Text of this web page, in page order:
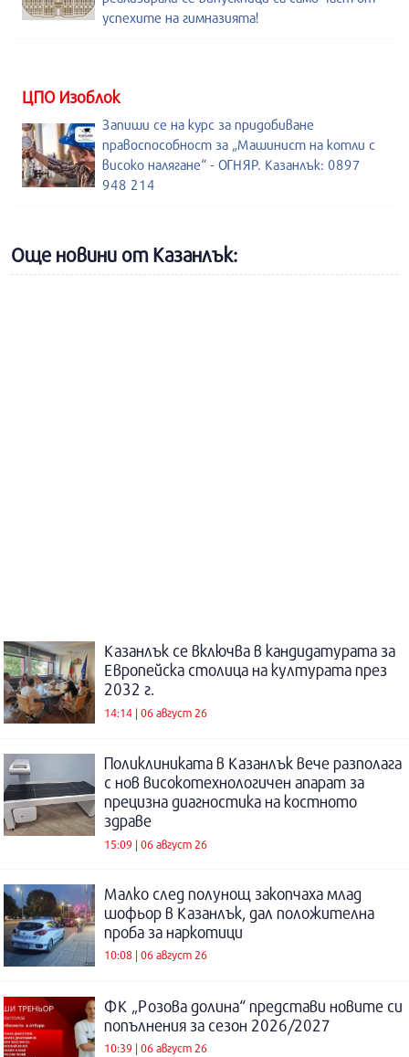
успехите на гимназията!
ЦПО Изоблок
Запиши се на курс за придобиване
правоспособност за „Машинист на котли с
високо налягане“ - ОГНЯР. Казанлък: 0897
948 214
Още новини от Казанлък:
Казанлък се включва в кандидатурата за
Европейска столица на културата през
2032 г.
14:14 | 06 август 26
Поликлиниката в Казанлък вече разполага
с нов високотехнологичен апарат за
прецизна диагностика на костното
здраве
15:09 | 06 август 26
Малко след полунощ закопчаха млад
шофьор в Казанлък, дал положителна
проба за наркотици
10:08 | 06 август 26
ФК „Розова долина“ представи новите си
попълнения за сезон 2026/2027
10:39 | 06 август 26